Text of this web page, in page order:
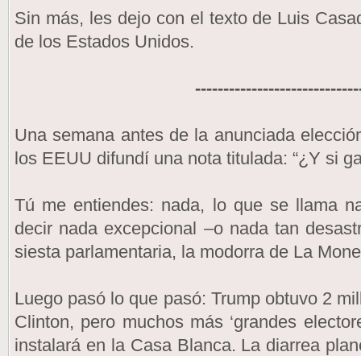
Sin más, les dejo con el texto de Luis
de los Estados Unidos.
Una semana antes de la anunciada
los EEUU difundí una nota titulada: “¿Y si
Tú me entiendes: nada, lo que se llama
decir nada excepcional –o nada tan
siesta parlamentaria, la modorra de La
Luego pasó lo que pasó: Trump obtuvo 2
Clinton, pero muchos más ‘grandes
instalará en la Casa Blanca. La diarrea